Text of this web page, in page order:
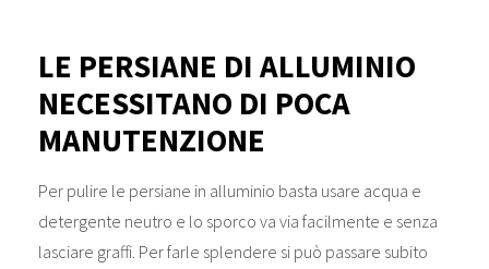
LE PERSIANE DI ALLUMINIO
NECESSITANO DI POCA
MANUTENZIONE
Per pulire le persiane in alluminio basta usare acqua e
detergente neutro e lo sporco va via facilmente e senza
lasciare graffi. Per farle splendere si può passare subito